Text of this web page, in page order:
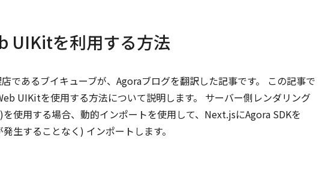
UIKitを利用する方法
であるブイキューブが、Agoraブログを翻訳した記事です。 この記事で
UIKitを使用する方法について説明します。 サーバー側レンダリング
使用する場合、動的インポートを使用して、Next.jsにAgora SDKを
することなく) インポートします。